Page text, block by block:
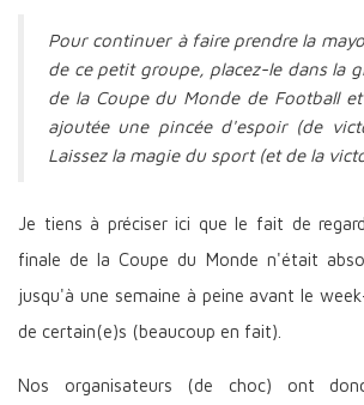
Pour continuer à faire prendre la
de ce petit groupe, placez-le dans la
de la Coupe du Monde de Football
ajoutée une pincée d'espoir (de
Laissez la magie du sport (et de la
Je tiens à préciser ici que le fait de
finale de la Coupe du Monde n'était
jusqu'à une semaine à peine avant le
de certain(e)s (beaucoup en fait).
Nos organisateurs (de choc) ont